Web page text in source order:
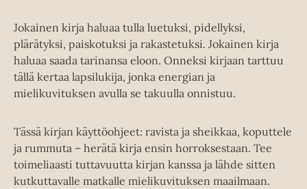
Jokainen kirja haluaa tulla luetuksi, pidellyksi,
plärätyksi, paiskotuksi ja rakastetuksi. Jokainen kirja
haluaa saada tarinansa eloon. Onneksi kirjaan tarttuu
tällä kertaa lapsilukija, jonka energian ja
mielikuvituksen avulla se takuulla onnistuu.
Tässä kirjan käyttöohjeet: ravista ja sheikkaa, koputtele
ja rummuta – herätä kirja ensin horroksestaan. Tee
toimeliaasti tuttavuutta kirjan kanssa ja lähde sitten
kutkuttavalle matkalle mielikuvituksen maailmaan.